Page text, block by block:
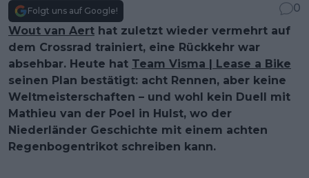
Folgt uns auf Google!
0
Wout van Aert hat zuletzt wieder vermehrt auf
dem Crossrad trainiert, eine Rückkehr war
absehbar. Heute hat Team Visma | Lease a Bike
seinen Plan bestätigt: acht Rennen, aber keine
Weltmeisterschaften – und wohl kein Duell mit
Mathieu van der Poel in Hulst, wo der
Niederländer Geschichte mit einem achten
Regenbogentrikot schreiben kann.